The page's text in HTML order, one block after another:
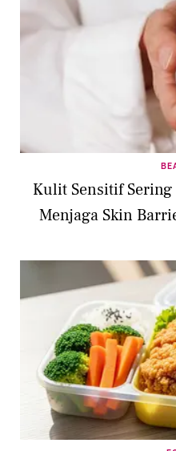
Kulit Sensitif
Menjaga Skin